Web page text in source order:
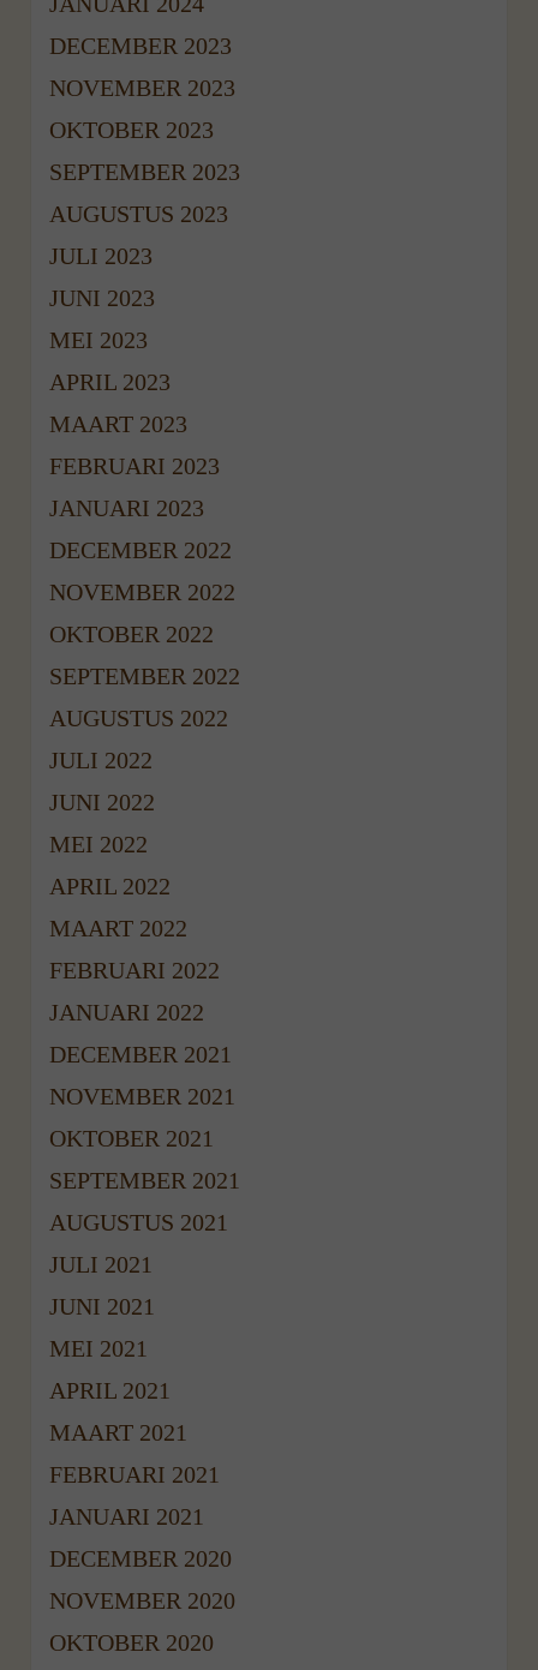
DECEMBER 2023
NOVEMBER 2023
OKTOBER 2023
SEPTEMBER 2023
AUGUSTUS 2023
JULI 2023
JUNI 2023
MEI 2023
APRIL 2023
MAART 2023
FEBRUARI 2023
JANUARI 2023
DECEMBER 2022
NOVEMBER 2022
OKTOBER 2022
SEPTEMBER 2022
AUGUSTUS 2022
JULI 2022
JUNI 2022
MEI 2022
APRIL 2022
MAART 2022
FEBRUARI 2022
JANUARI 2022
DECEMBER 2021
NOVEMBER 2021
OKTOBER 2021
SEPTEMBER 2021
AUGUSTUS 2021
JULI 2021
JUNI 2021
MEI 2021
APRIL 2021
MAART 2021
FEBRUARI 2021
JANUARI 2021
DECEMBER 2020
NOVEMBER 2020
OKTOBER 2020